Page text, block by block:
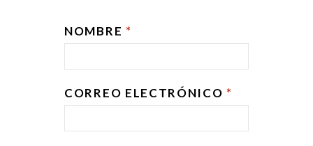
NOMBRE *
CORREO ELECTRÓNICO *